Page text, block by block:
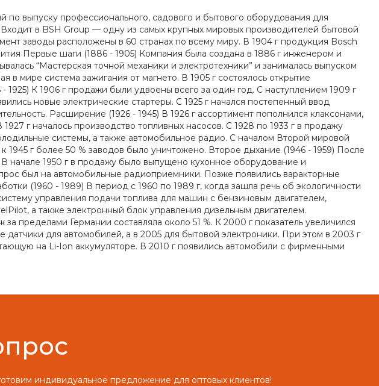
выпуску профессионального, садового и бытового оборудования для
в BSH Group — одну из самых крупных мировых производителей бытовой
заводы расположены в 60 странах по всему миру. В 1904 г продукция Bosch
Первые шаги (1886 - 1905) Компания была создана в 1886 г инженером и
“Мастерская точной механики и электротехники” и занималась выпуском
в мире система зажигания от магнето. В 1905 г состоялось открытие
1925) К 1906 г продажи были удвоены всего за один год. С наступлением 1909 г
новые электрические стартеры. С 1925 г начался постепенный ввод
Расширение (1926 - 1945) В 1926 г ассортимент пополнился клаксонами,
г началось производство топливных насосов. С 1928 по 1933 г в продажу
системы, а также автомобильное радио. С началом Второй мировой
1945 г более 50 % заводов было уничтожено. Второе дыхание (1946 - 1959) После
начале 1950 г в продажу было выпущено кухонное оборудование и
был на автомобильные радиоприемники. Позже появились варакторные
(1960 - 1989) В период с 1960 по 1989 г, когда зашла речь об экологичности
управления подачи топлива для машин с бензиновым двигателем,
а также электронный блок управления дизельным двигателем.
пределами Германии составляла около 51 %. К 2000 г показатель увеличился
для автомобилей, а в 2005 для бытовой электроники. При этом в 2003 г
на Li-Ion аккумуляторе. В 2010 г появились автомобили с фирменными
индивидуальное предложение для оптовых клиентов!